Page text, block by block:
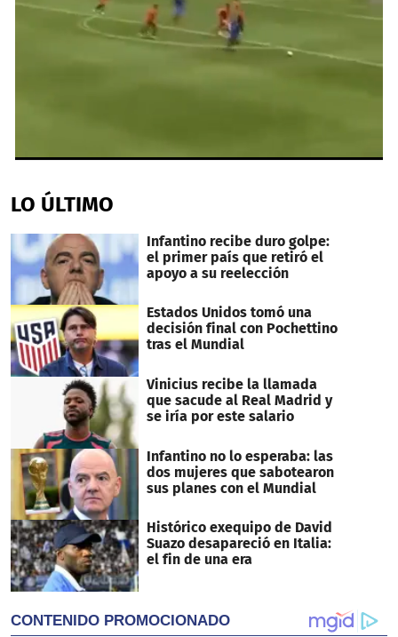
of
49
LO ÚLTIMO
Infantino recibe duro golpe:
el primer país que retiró el
apoyo a su reelección
Estados Unidos tomó una
decisión final con Pochettino
tras el Mundial
Vinicius recibe la llamada
que sacude al Real Madrid y
se iría por este salario
Infantino no lo esperaba: las
dos mujeres que sabotearon
sus planes con el Mundial
Histórico exequipo de David
Suazo desapareció en Italia:
el fin de una era